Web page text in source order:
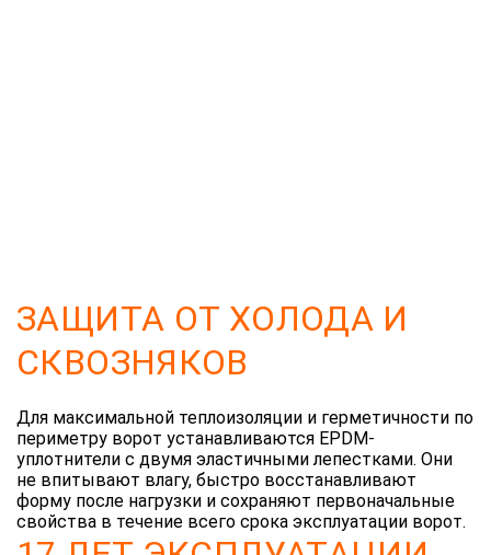
ЗАЩИТА ОТ ХОЛОДА И
СКВОЗНЯКОВ
Для максимальной теплоизоляции и герметичности по
периметру ворот устанавливаются EPDM-
уплотнители с двумя эластичными лепестками. Они
не впитывают влагу, быстро восстанавливают
форму после нагрузки и сохраняют первоначальные
свойства в течение всего срока эксплуатации ворот.